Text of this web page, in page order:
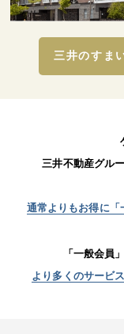
三井のすま
三井不動産グル
通常よりもお得に「
「一般会員
より多くのサービ